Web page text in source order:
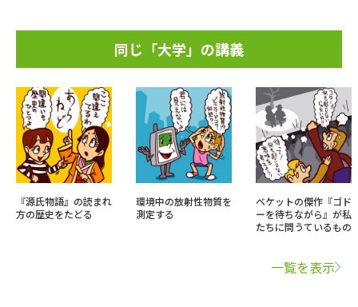
同じ「大学」の講義
『源氏物語』の読まれ
方の歴史をたどる
環境中の放射性物質を
測定する
ベケットの傑作『ゴド
ーを待ちながら』が私
たちに問うているもの
一覧を表示